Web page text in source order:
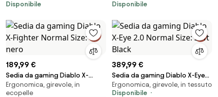
Disponibile
Disponibile
189,99 €
Sedia da gaming Diablo X-
Fighter Normal Size: nero
Ergonomica, girevole, in
ecopelle
389,99 €
Sedia da gaming Diablo X-Eye
2.0 Normal Size: Soft Black
Ergonomica, girevole, in tessuto
Disponibile